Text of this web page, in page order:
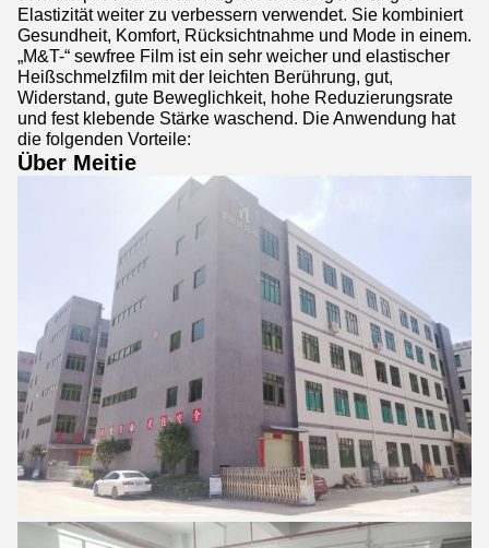
Elastizität weiter zu verbessern verwendet. Sie kombiniert
Gesundheit, Komfort, Rücksichtnahme und Mode in einem.
„M&T-“ sewfree Film ist ein sehr weicher und elastischer
Heißschmelzfilm mit der leichten Berührung, gut,
Widerstand, gute Beweglichkeit, hohe Reduzierungsrate
und fest klebende Stärke waschend. Die Anwendung hat
die folgenden Vorteile:
Über Meitie